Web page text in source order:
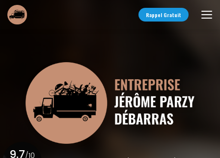
Aller
au
contenu
Rappel Gratuit
9.7/10